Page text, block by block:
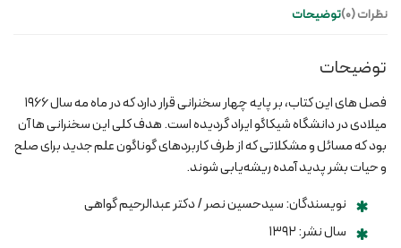
توضیحات نظرات (0)
توضیحات
فصل های این کتاب، بر پایه چهار سخنرانی قرار دارد که در ماه مه سال ۱۹۶۶
میلادی در دانشگاه شیکاگو ایراد گردیده است. هدف کلی این سخنرانی ها آن
بود که مسائل و مشکلاتی که از طرف کاربردهای گوناگون علم جدید برای صلح
و حیات بشر پدید آمده ریشه‌یابی شوند.
نویسندگان: سیدحسین نصر / دکتر عبدالرحیم گواهی
سال نشر: ۱۳۹۲